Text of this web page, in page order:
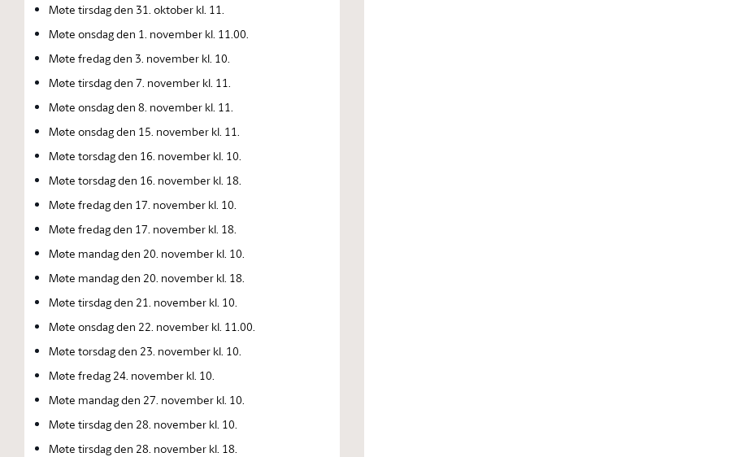
Møte tirsdag den 31. oktober kl. 11.
Møte onsdag den 1. november kl. 11.00.
Møte fredag den 3. november kl. 10.
Møte tirsdag den 7. november kl. 11.
Møte onsdag den 8. november kl. 11.
Møte onsdag den 15. november kl. 11.
Møte torsdag den 16. november kl. 10.
Møte torsdag den 16. november kl. 18.
Møte fredag den 17. november kl. 10.
Møte fredag den 17. november kl. 18.
Møte mandag den 20. november kl. 10.
Møte mandag den 20. november kl. 18.
Møte tirsdag den 21. november kl. 10.
Møte onsdag den 22. november kl. 11.00.
Møte torsdag den 23. november kl. 10.
Møte fredag 24. november kl. 10.
Møte mandag den 27. november kl. 10.
Møte tirsdag den 28. november kl. 10.
Møte tirsdag den 28. november kl. 18.